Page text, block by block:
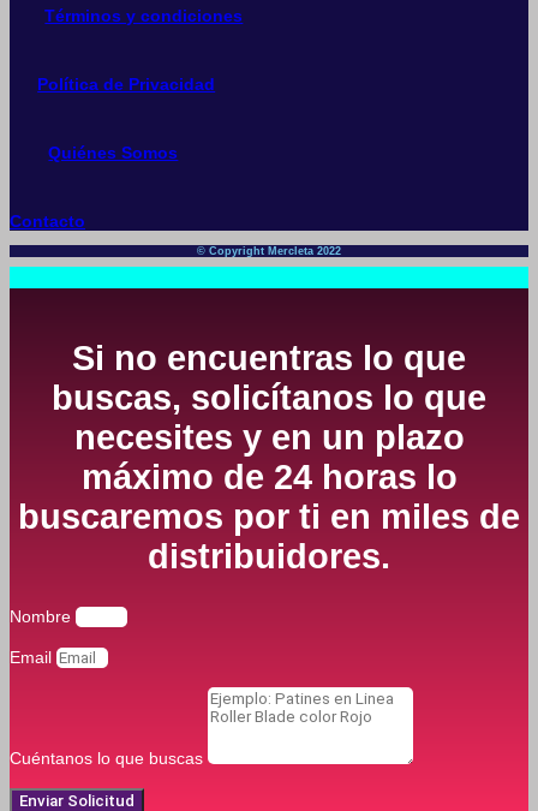
Términos y condiciones
Política de Privacidad
Quiénes Somos
Contacto
© Copyright Mercleta 2022
Si no encuentras lo que
buscas, solicítanos lo que
necesites y en un plazo
máximo de 24 horas lo
buscaremos por ti en miles de
distribuidores.
Nombre
Email
Cuéntanos lo que buscas
Enviar Solicitud